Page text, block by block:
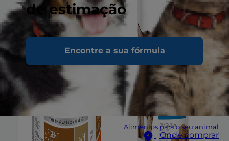
de estimação
Encontre a sua fórmula
Alimentos para o seu animal
Onde comprar